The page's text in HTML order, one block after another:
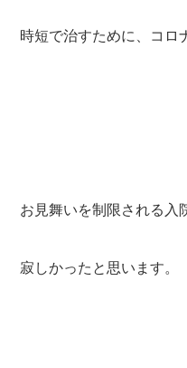
時短で治すために、コロ
お見舞いを制限される入
寂しかったと思います。